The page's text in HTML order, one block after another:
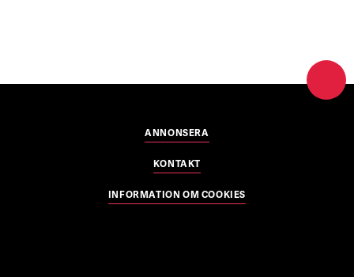
ANNONSERA
KONTAKT
INFORMATION OM COOKIES